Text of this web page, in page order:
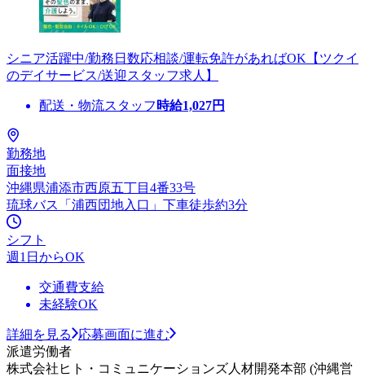
シニア活躍中/勤務日数応相談/運転免許があればOK【ツクイ
のデイサービス/送迎スタッフ求人】
配送・物流スタッフ 時給1,027円
勤務地
面接地
沖縄県浦添市西原五丁目4番33号
琉球バス「浦西団地入口」下車徒歩約3分
シフト
週1日からOK
交通費支給
未経験OK
詳細を見る
応募画面に進む
派遣労働者
株式会社ヒト・コミュニケーションズ人材開発本部 (沖縄営